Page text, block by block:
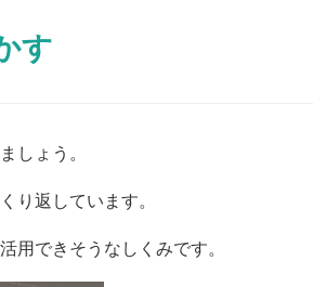
す
しょう。
り返しています。
用できそうなしくみです。